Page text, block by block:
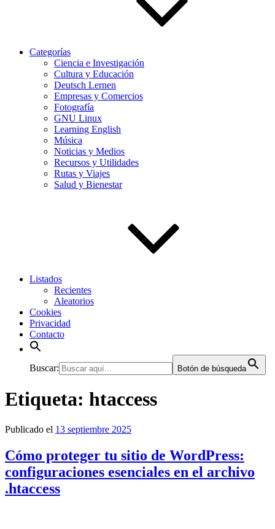
Categorías
Ciencia e Investigación
Cultura y Educación
Deutsch Lernen
Empresas y Comercios
Fotografía
GNU Linux
Learning English
Música
Noticias y Medios
Recursos y Utilidades
Rutas y Viajes
Salud y Bienestar
Listados
Recientes
Aleatorios
Cookies
Privacidad
Contacto
Buscar: Botón de búsqueda
Etiqueta: htaccess
Publicado el 13 septiembre 2025
Cómo proteger tu sitio de WordPress:
configuraciones esenciales en el archivo
.htaccess